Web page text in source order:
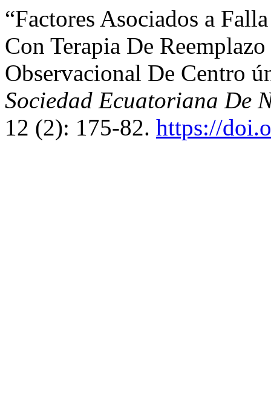
“Factores Asociados a
Con Terapia De
Observacional De Centro
Sociedad Ecuatoriana De
12 (2): 175-82. https://